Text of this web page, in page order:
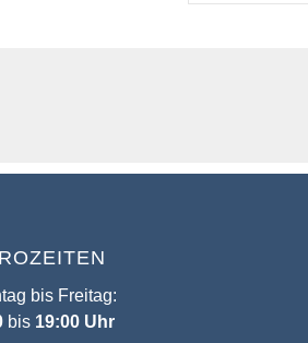
bis Freitag:
bis 19:00 Uhr